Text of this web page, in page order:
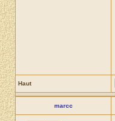
Haut
marcc